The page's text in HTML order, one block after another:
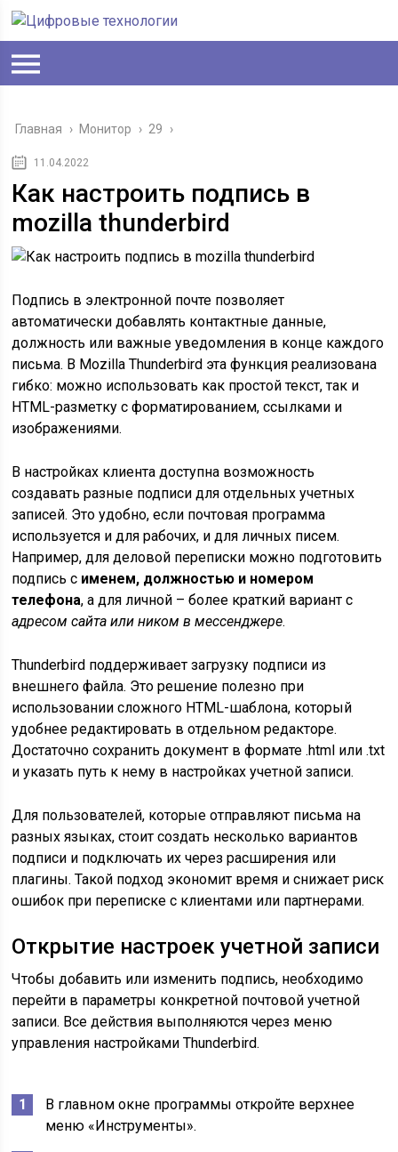
Главная › Монитор › 29 ›
11.04.2022
Как настроить подпись в
mozilla thunderbird
Подпись в электронной почте позволяет
автоматически добавлять контактные данные,
должность или важные уведомления в конце каждого
письма. В Mozilla Thunderbird эта функция реализована
гибко: можно использовать как простой текст, так и
HTML-разметку с форматированием, ссылками и
изображениями.
В настройках клиента доступна возможность
создавать разные подписи для отдельных учетных
записей. Это удобно, если почтовая программа
используется и для рабочих, и для личных писем.
Например, для деловой переписки можно подготовить
подпись с именем, должностью и номером
телефона, а для личной – более краткий вариант с
адресом сайта или ником в мессенджере.
Thunderbird поддерживает загрузку подписи из
внешнего файла. Это решение полезно при
использовании сложного HTML-шаблона, который
удобнее редактировать в отдельном редакторе.
Достаточно сохранить документ в формате .html или .txt
и указать путь к нему в настройках учетной записи.
Для пользователей, которые отправляют письма на
разных языках, стоит создать несколько вариантов
подписи и подключать их через расширения или
плагины. Такой подход экономит время и снижает риск
ошибок при переписке с клиентами или партнерами.
Открытие настроек учетной записи
Чтобы добавить или изменить подпись, необходимо
перейти в параметры конкретной почтовой учетной
записи. Все действия выполняются через меню
управления настройками Thunderbird.
В главном окне программы откройте верхнее
меню «Инструменты».